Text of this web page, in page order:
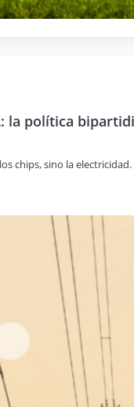
la política
chips, sino la